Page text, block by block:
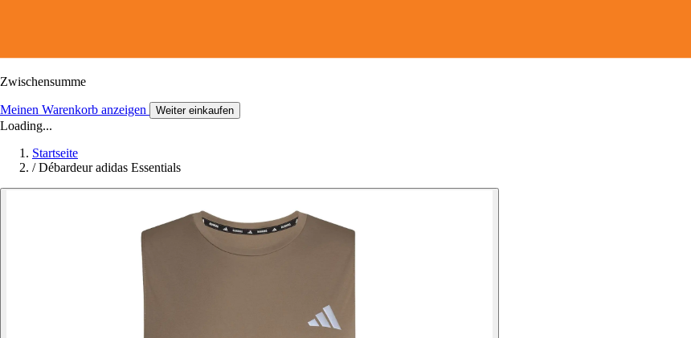
Zwischensumme
Meinen Warenkorb anzeigen Weiter einkaufen
Loading...
Startseite
/ Débardeur adidas Essentials